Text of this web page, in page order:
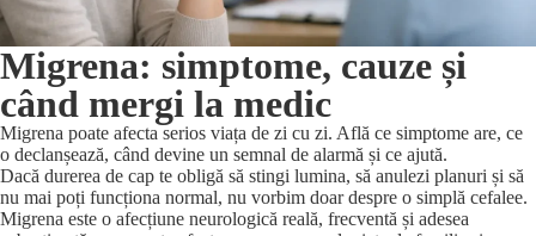
Migrena: simptome, cauze și
când mergi la medic
Migrena poate afecta serios viața de zi cu zi. Află ce simptome are, ce
o declanșează, când devine un semnal de alarmă și ce ajută.
Dacă durerea de cap te obligă să stingi lumina, să anulezi planuri și să
nu mai poți funcționa normal, nu vorbim doar despre o simplă cefalee.
Migrena este o afecțiune neurologică reală, frecventă și adesea